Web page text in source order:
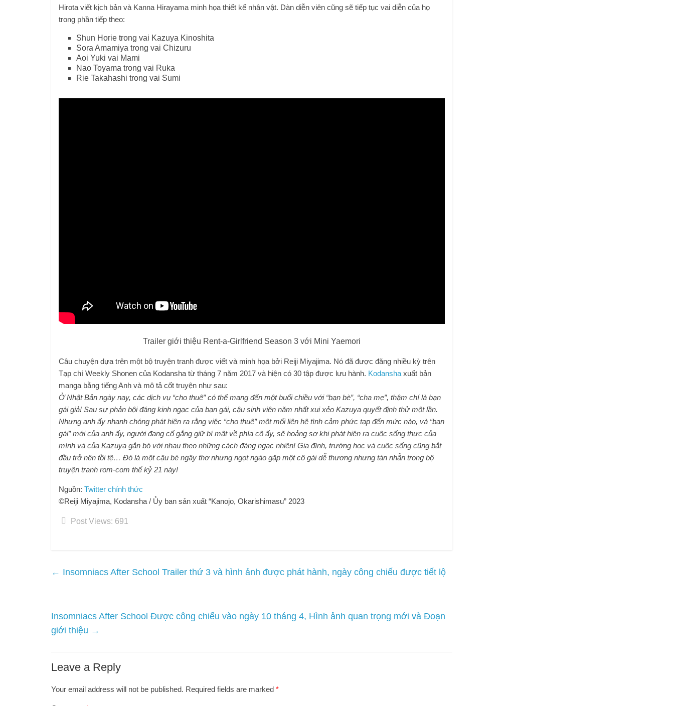
Hirota viết kịch bản và Kanna Hirayama minh họa thiết kế nhân vật. Dàn diễn viên cũng sẽ tiếp tục vai diễn của họ
trong phần tiếp theo:
Shun Horie trong vai Kazuya Kinoshita
Sora Amamiya trong vai Chizuru
Aoi Yuki vai Mami
Nao Toyama trong vai Ruka
Rie Takahashi trong vai Sumi
Trailer giới thiệu Rent-a-Girlfriend Season 3 với Mini Yaemori
Câu chuyện dựa trên một bộ truyện tranh được viết và minh họa bởi Reiji Miyajima. Nó đã được đăng nhiều kỳ trên
Tạp chí Weekly Shonen của Kodansha từ tháng 7 năm 2017 và hiện có 30 tập được lưu hành. Kodansha xuất bản
manga bằng tiếng Anh và mô tả cốt truyện như sau:
Ở Nhật Bản ngày nay, các dịch vụ “cho thuê” có thể mang đến một buổi chiều với “bạn bè”, “cha mẹ”, thậm chí là bạn
gái giả! Sau sự phản bội đáng kinh ngạc của bạn gái, cậu sinh viên năm nhất xui xẻo Kazuya quyết định thử một lần.
Nhưng anh ấy nhanh chóng phát hiện ra rằng việc “cho thuê” một mối liên hệ tình cảm phức tạp đến mức nào, và “bạn
gái” mới của anh ấy, người đang cố gắng giữ bí mật về phía cô ấy, sẽ hoảng sợ khi phát hiện ra cuộc sống thực của
mình và của Kazuya gắn bó với nhau theo những cách đáng ngạc nhiên! Gia đình, trường học và cuộc sống cũng bắt
đầu trở nên tồi tệ… Đó là một cậu bé ngây thơ nhưng ngọt ngào gặp một cô gái dễ thương nhưng tàn nhẫn trong bộ
truyện tranh rom-com thế kỷ 21 này!
Nguồn: Twitter chính thức
©Reiji Miyajima, Kodansha / Ủy ban sản xuất “Kanojo, Okarishimasu” 2023
Post Views: 691
← Insomniacs After School Trailer thứ 3 và hình ảnh được phát hành, ngày công chiếu được tiết lộ
Insomniacs After School Được công chiếu vào ngày 10 tháng 4, Hình ảnh quan trọng mới và Đoạn
giới thiệu →
Leave a Reply
Your email address will not be published. Required fields are marked *